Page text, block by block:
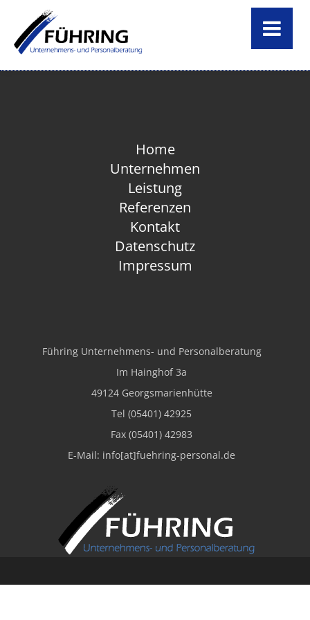
Home
Home
Unternehmen
Leistung
Referenzen
Kontakt
Datenschutz
Impressum
Führing Unternehmens- und Personalberatung
Im Hainghof 3a
49124 Georgsmarienhütte
Tel (05401) 42925
Fax (05401) 42983
E-Mail: info[at]fuehring-personal.de